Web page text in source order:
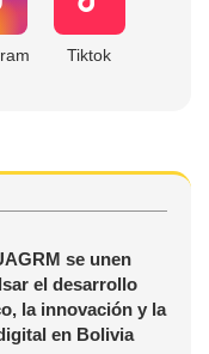
Tiktok
se unen
el desarrollo
la innovación y la
en Bolivia